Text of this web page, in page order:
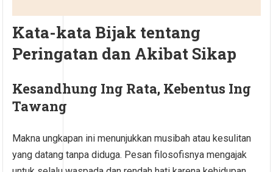
Kata-kata Bijak tentang
Peringatan dan Akibat Sikap
Kesandhung Ing Rata, Kebentus Ing
Tawang
Makna ungkapan ini menunjukkan musibah atau kesulitan
yang datang tanpa diduga. Pesan filosofisnya mengajak